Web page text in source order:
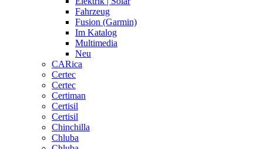
Fahrzeug
Fusion (Garmin)
Im Katalog
Multimedia
Neu
CARica
Certec
Certec
Certiman
Certisil
Certisil
Chinchilla
Chluba